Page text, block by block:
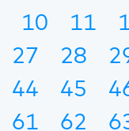
10 11
27 28
44 45
61 62